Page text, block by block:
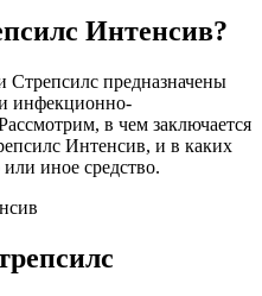
Интенсив?
предназначены
инфекционно-
в чем заключается
Интенсив, и в каких
иное средство.